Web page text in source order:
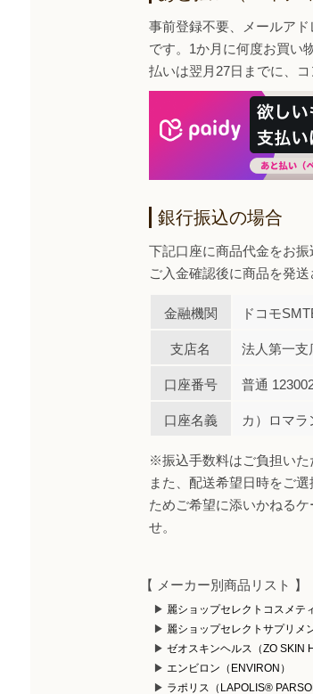
事前登録不要、メールア
です。1か月に何度お買い
払いは翌月27日までに、
銀行振込の場合
下記口座に商品代金をお振
ご入金確認後に商品を発送
金融機関 ドコモ
支店名 法人第一支
口座番号 普通
口座名義 カ）ロマラ
※振込手数料はご負担いた
また、配送希望日時をご
ためご希望に添いかねる
せ。
【 メーカー別商品リスト 】
麗ショップセレクトコスメテ
麗ショップセレクトサプリメ
ゼオスキンヘルス（ZO SKIN
エンビロン（ENVIRON）
ラポリス（LAPOLIS®